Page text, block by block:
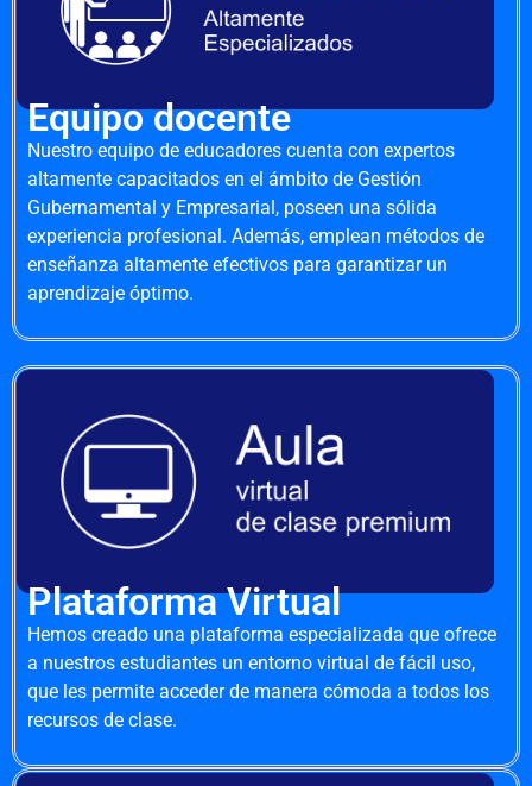
Equipo docente
Nuestro equipo de educadores cuenta con expertos
altamente capacitados en el ámbito de Gestión
Gubernamental y Empresarial, poseen una sólida
experiencia profesional. Además, emplean métodos de
enseñanza altamente efectivos para garantizar un
aprendizaje óptimo.
Plataforma Virtual
Hemos creado una plataforma especializada que ofrece
a nuestros estudiantes un entorno virtual de fácil uso,
que les permite acceder de manera cómoda a todos los
recursos de clase.